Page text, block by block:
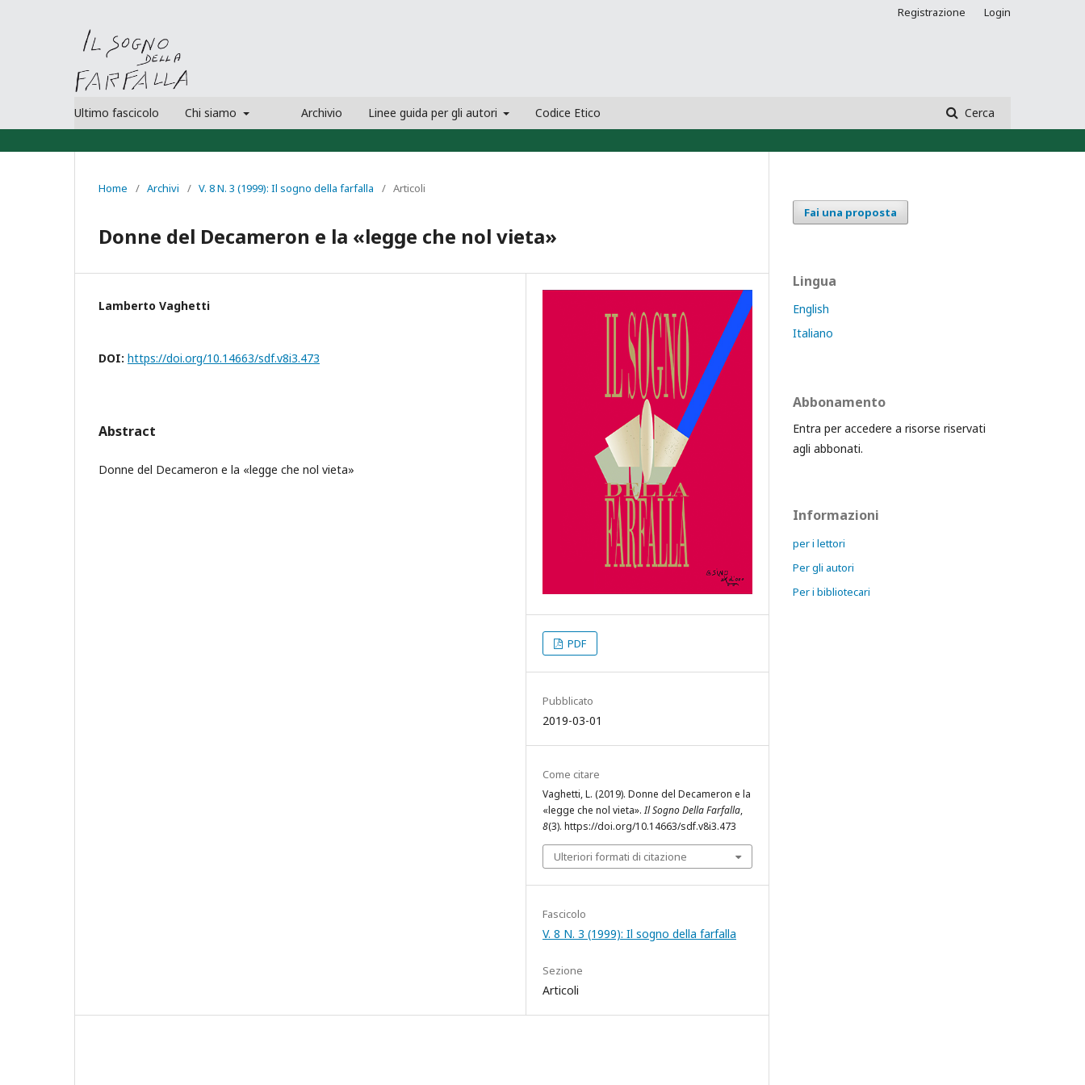
Ultimo fascicolo Chi siamo Archivio Linee guida per gli autori Codice Etico Cerca
Registrazione Login
Home / Archivi / V. 8 N. 3 (1999): Il sogno della farfalla / Articoli
Donne del Decameron e la «legge che nol vieta»
Lamberto Vaghetti
DOI: https://doi.org/10.14663/sdf.v8i3.473
Abstract
Donne del Decameron e la «legge che nol vieta»
PDF
Pubblicato
2019-03-01
Come citare
Vaghetti, L. (2019). Donne del Decameron e la
«legge che nol vieta».Il Sogno Della Farfalla,
8(3). https://doi.org/10.14663/sdf.v8i3.473
Ulteriori formati di citazione
Fascicolo
V. 8 N. 3 (1999): Il sogno della farfalla
Sezione
Articoli
Fai una proposta
Lingua
English
Italiano
Abbonamento
Entra per accedere a risorse riservati
agli abbonati.
Informazioni
per i lettori
Per gli autori
Per i bibliotecari